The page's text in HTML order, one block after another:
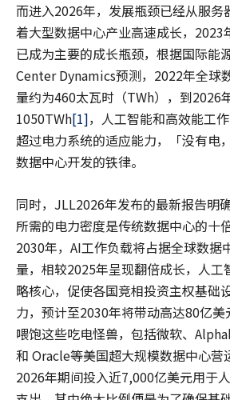
而进入2026年，发展瓶颈已经从服务
着大型数据中心产业高速成长，2023
已成为主要的成长瓶颈，根据国际能
Center Dynamics预测，2022年全球
量约为460太瓦时（TWh），到2026
1050TWh[1]，人工智能和高效能工
超过电力系统的适应能力，「没有电
数据中心开发的铁律。
同时，JLL2026年发布的最新报告明
所需的电力密度是传统数据中心的十
2030年，AI工作负载将占据全球数据
量，相较2025年呈现翻倍成长，人工
略核心，促使各国竞相投资主权基础
力，预计至2030年将带动高达80亿
喂饱这些吃电怪兽，包括微软、
和 Oracle等美国超大规模数据中心营
2026年期间投入近7,000亿美元用于